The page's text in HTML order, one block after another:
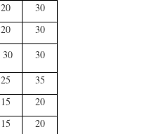
20
30
20
30
30 30
25
35
15
20
15
20